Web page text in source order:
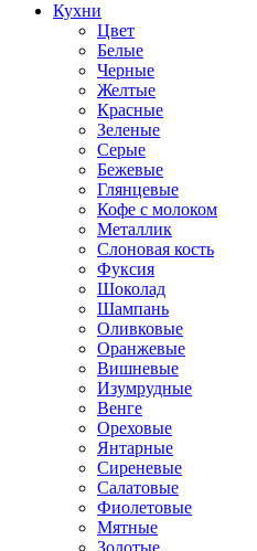
Кухни
Цвет
Белые
Черные
Желтые
Красные
Зеленые
Серые
Бежевые
Глянцевые
Кофе с молоком
Металлик
Слоновая кость
Фуксия
Шоколад
Шампань
Оливковые
Оранжевые
Вишневые
Изумрудные
Венге
Ореховые
Янтарные
Сиреневые
Салатовые
Фиолетовые
Мятные
Золотые